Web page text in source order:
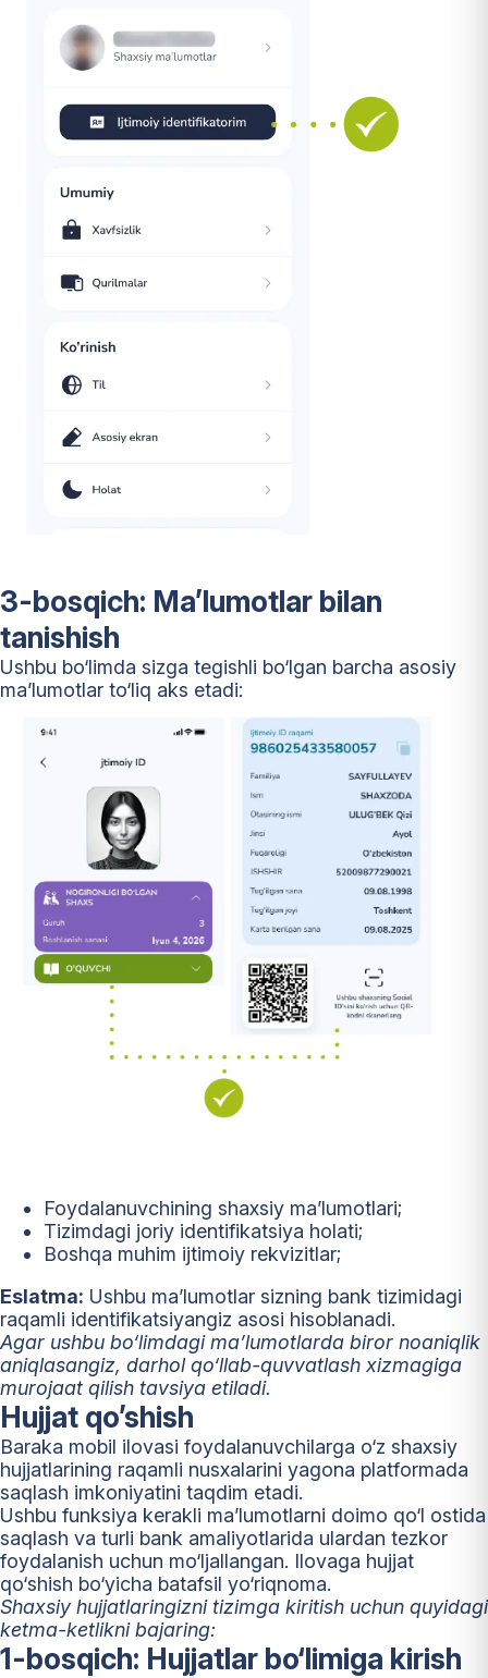
3-bosqich: Ma’lumotlar bilan
tanishish
Ushbu bo‘limda sizga tegishli bo‘lgan barcha asosiy
ma’lumotlar to‘liq aks etadi:
Foydalanuvchining shaxsiy ma’lumotlari;
Tizimdagi joriy identifikatsiya holati;
Boshqa muhim ijtimoiy rekvizitlar;
Eslatma: Ushbu ma’lumotlar sizning bank tizimidagi
raqamli identifikatsiyangiz asosi hisoblanadi.
Agar ushbu bo‘limdagi ma’lumotlarda biror noaniqlik
aniqlasangiz, darhol qo‘llab-quvvatlash xizmagiga
murojaat qilish tavsiya etiladi.
Hujjat qo’shish
Baraka mobil ilovasi foydalanuvchilarga o‘z shaxsiy
hujjatlarining raqamli nusxalarini yagona platformada
saqlash imkoniyatini taqdim etadi.
Ushbu funksiya kerakli ma’lumotlarni doimo qo‘l ostida
saqlash va turli bank amaliyotlarida ulardan tezkor
foydalanish uchun mo‘ljallangan. Ilovaga hujjat
qo‘shish bo‘yicha batafsil yo‘riqnoma.
Shaxsiy hujjatlaringizni tizimga kiritish uchun quyidagi
ketma-ketlikni bajaring:
1-bosqich: Hujjatlar bo‘limiga kirish